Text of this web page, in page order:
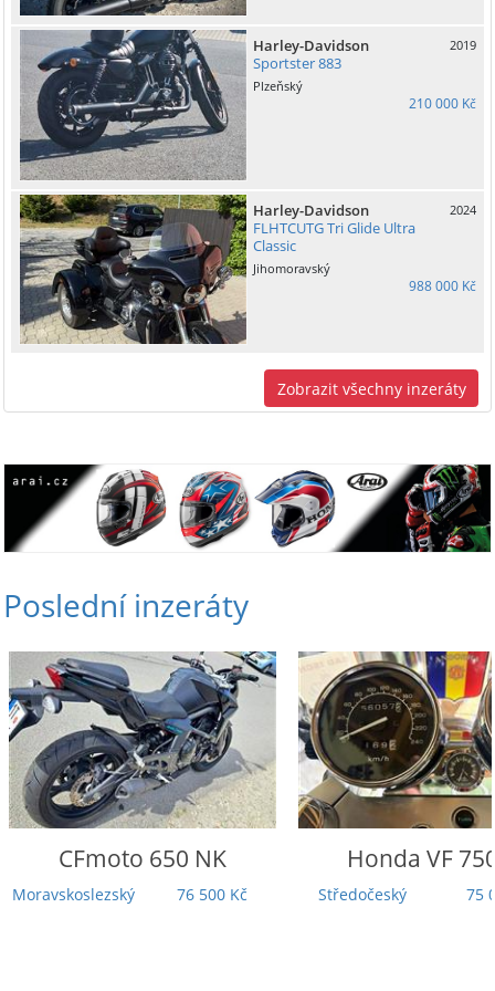
Harley-Davidson
Sportster 883
2019
Plzeňský
210 000 Kč
Harley-Davidson
FLHTCUTG Tri Glide Ultra
Classic
2024
Jihomoravský
988 000 Kč
Zobrazit všechny inzeráty
Poslední inzeráty
CFmoto 650 NK
Moravskoslezský 76 500 Kč
Honda VF
Středočeský 75